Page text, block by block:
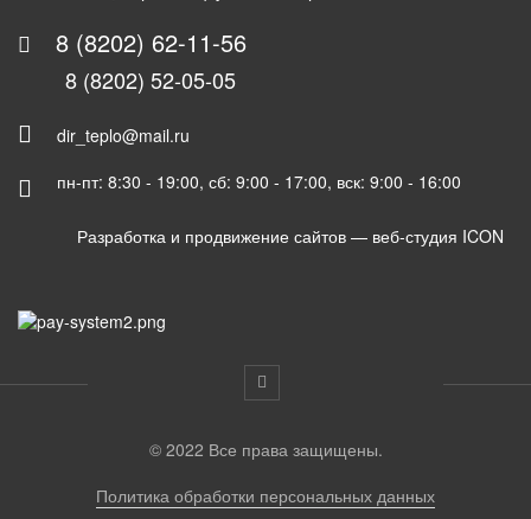
8 (8202) 62-11-56
8 (8202) 52-05-05
dir_teplo@mail.ru
пн-пт: 8:30 - 19:00, сб: 9:00 - 17:00, вск: 9:00 - 16:00
Разработка и продвижение сайтов — веб-студия ICON
© 2022 Все права защищены.
Политика обработки персональных данных